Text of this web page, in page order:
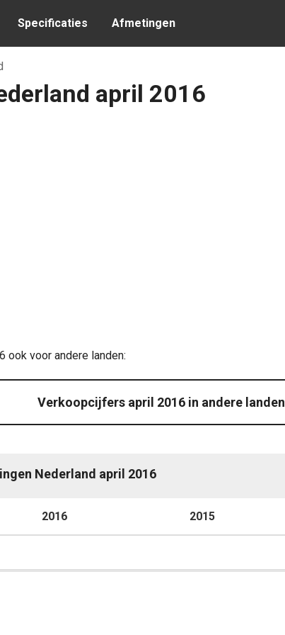
Specificaties Afmetingen
april 2016
ook voor andere landen:
Verkoopcijfers april 2016 in andere landen
Nederland april 2016
2016 2015